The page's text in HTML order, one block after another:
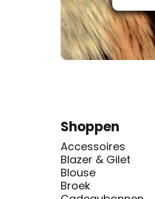
Shoppen
Accessoires
Blazer & Gilet
Blouse
Broek